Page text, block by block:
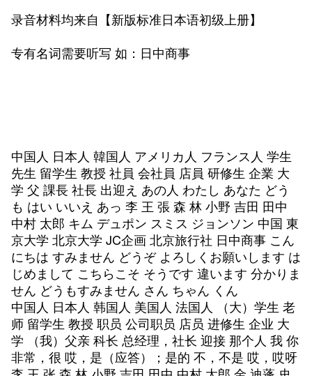
录音材料均来自【新版标准日本语初级上册】
专有名词需要听写 如：日中商事
中国人 日本人 韓国人 アメリカ人 フランス人 学生
先生 留学生 教授 社員 会社員 店員 研修生 企業 大
学 父 課長 社長 出迎え あの人 わたし あなた どう
も はい いいえ あっ 李 王 張 森 林 小野 吉田 田中
中村 太郎 キム デュポン スミス ジョンソン 中国 東
京大学 北京大学 JC企画 北京旅行社 日中商事 こん
にちは すみません どうぞ よろしくお願いします は
じめまして こちらこそ そうです 違います 分かりま
せん どうもすみません さん ちゃん くん
中国人 日本人 韩国人 美国人 法国人 （大）学生 老
师 留学生 教授 职员 公司职员 店员 进修生 企业 大
学 （我）父亲 科长 总经理，社长 迎接 那个人 我 你
非常，很 哎，是（应答）；是的 不，不是 哎，哎呀